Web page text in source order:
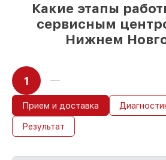
Какие этапы
сервисным
Нижнем
1
Прием и доставка
Результат